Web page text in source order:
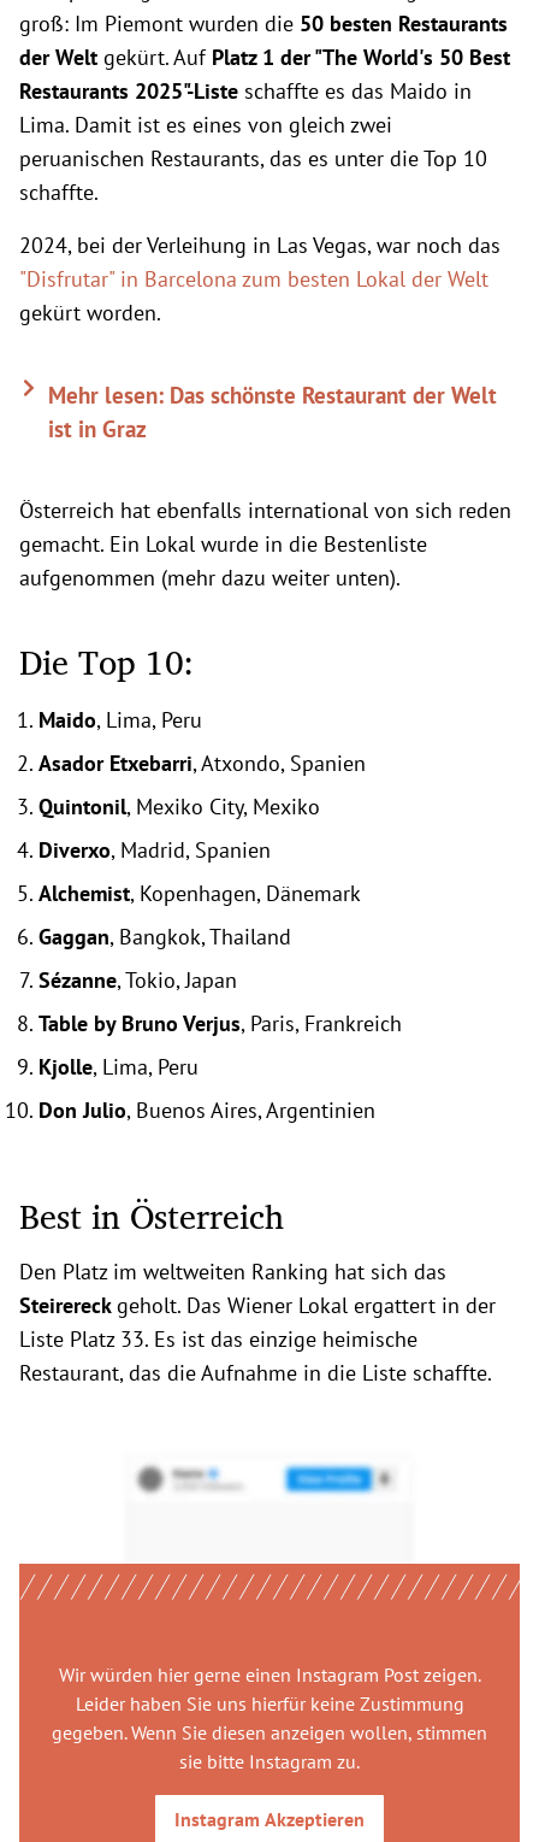
groß: Im Piemont wurden die 50 besten Restaurants
der Welt gekürt. Auf Platz 1 der "The World's 50 Best
Restaurants 2025"-Liste schaffte es das Maido in
Lima. Damit ist es eines von gleich zwei
peruanischen Restaurants, das es unter die Top 10
schaffte.
2024, bei der Verleihung in Las Vegas, war noch das
"Disfrutar" in Barcelona zum besten Lokal der Welt
gekürt worden.
Mehr lesen: Das schönste Restaurant der Welt
ist in Graz
Österreich hat ebenfalls international von sich reden
gemacht. Ein Lokal wurde in die Bestenliste
aufgenommen (mehr dazu weiter unten).
Die Top 10:
Maido, Lima, Peru
Asador Etxebarri, Atxondo, Spanien
Quintonil, Mexiko City, Mexiko
Diverxo, Madrid, Spanien
Alchemist, Kopenhagen, Dänemark
Gaggan, Bangkok, Thailand
Sézanne, Tokio, Japan
Table by Bruno Verjus, Paris, Frankreich
Kjolle, Lima, Peru
Don Julio, Buenos Aires, Argentinien
Best in Österreich
Den Platz im weltweiten Ranking hat sich das
Steirereckgeholt. Das Wiener Lokal ergattert in der
Liste Platz 33. Es ist das einzige heimische
Restaurant, das die Aufnahme in die Liste schaffte.
Wir würden hier gerne einen Instagram Postzeigen.
Leider haben Sie uns hierfür keine Zustimmung
gegeben. Wenn Sie diesen anzeigen wollen, stimmen
sie bitte Instagram zu.
Instagram Akzeptieren